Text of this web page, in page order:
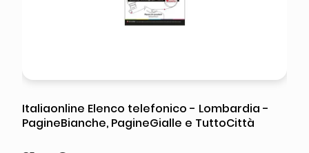
Italiaonline Elenco telefonico - Lombardia -
PagineBianche, PagineGialle e TuttoCittà